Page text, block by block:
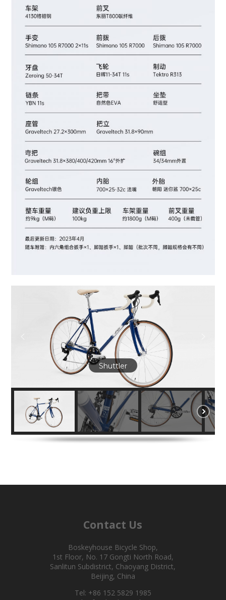
Shuttler
Contact Us
Boskeyhouse Bicycle Shop,
1st Floor, No. 17 Gongti North Road,
Sanlitun Subdistrict, Chaoyang District,
Beijing, China
Tel: +86 152 5829 1985